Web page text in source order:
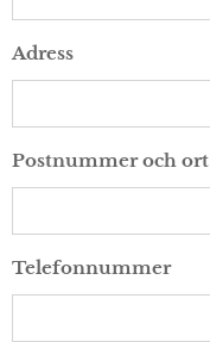
Adress
Postnummer och ort
Telefonnummer